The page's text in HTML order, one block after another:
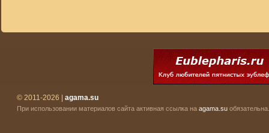
© 2011-2026 | agama.su
При использовании материалов сайта активная ссылка на agama.su обязательна.